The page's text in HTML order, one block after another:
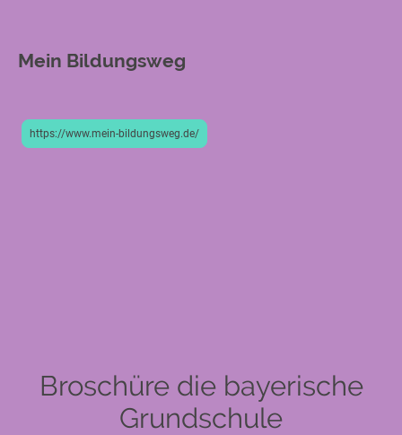
Mein Bildungsweg
https://www.mein-bildungsweg.de/
Broschüre die bayerische
Grundschule